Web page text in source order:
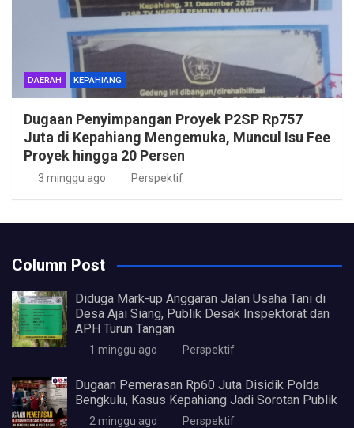
DAERAH KEPAHIANG
Dugaan Penyimpangan Proyek P2SP Rp757
Juta di Kepahiang Mengemuka, Muncul Isu Fee
Proyek hingga 20 Persen
3 minggu ago Perspektif
Column Post
Diduga Mark-up Anggaran Jalan Usaha Tani di
Desa Ajai Siang, Publik Desak Inspektorat dan
APH Turun Tangan
1 minggu ago Perspektif
Dugaan Pemerasan Rp60 Juta Disidik Polda
Bengkulu, Kasus Kepahiang Jadi Sorotan Publik
2 minggu ago Perspektif